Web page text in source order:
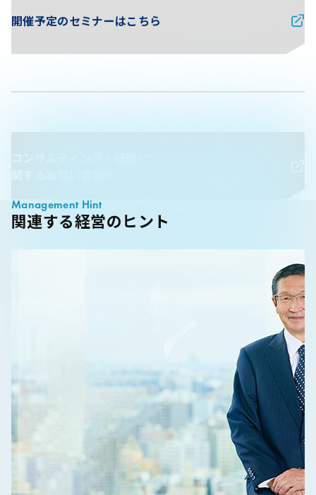
開催予定のセミナーはこちら
関連する経営のヒント
Management Hint